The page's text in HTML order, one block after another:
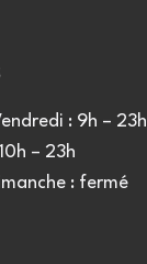
: 9h – 23h
– 23h
: fermé